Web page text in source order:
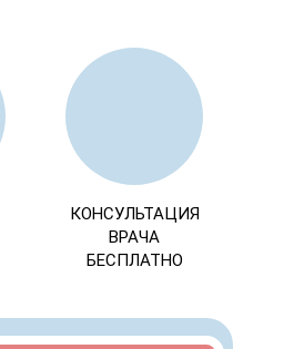
КОНСУЛЬТАЦИЯ
ВРАЧА
БЕСПЛАТНО